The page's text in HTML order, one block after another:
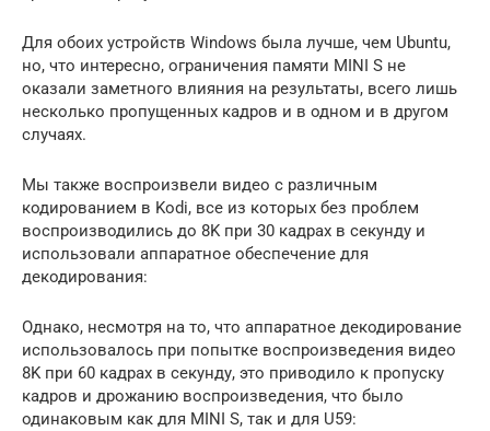
Для обоих устройств Windows была лучше, чем Ubuntu,
но, что интересно, ограничения памяти MINI S не
оказали заметного влияния на результаты, всего лишь
несколько пропущенных кадров и в одном и в другом
случаях.
Мы также воспроизвели видео с различным
кодированием в Kodi, все из которых без проблем
воспроизводились до 8K при 30 кадрах в секунду и
использовали аппаратное обеспечение для
декодирования:
Однако, несмотря на то, что аппаратное декодирование
использовалось при попытке воспроизведения видео
8K при 60 кадрах в секунду, это приводило к пропуску
кадров и дрожанию воспроизведения, что было
одинаковым как для MINI S, так и для U59: